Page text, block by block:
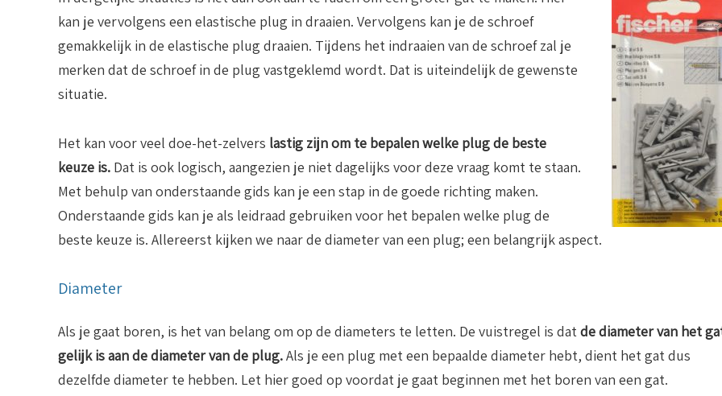
kan je vervolgens een elastische plug in draaien. Vervolgens kan je de schroef
gemakkelijk in de elastische plug draaien. Tijdens het indraaien van de schroef zal je
merken dat de schroef in de plug vastgeklemd wordt. Dat is uiteindelijk de gewenste
situatie.
Het kan voor veel doe-het-zelvers lastig zijn om te bepalen welke plug de beste
keuze is. Dat is ook logisch, aangezien je niet dagelijks voor deze vraag komt te staan.
Met behulp van onderstaande gids kan je een stap in de goede richting maken.
Onderstaande gids kan je als leidraad gebruiken voor het bepalen welke plug de
beste keuze is. Allereerst kijken we naar de diameter van een plug; een belangrijk aspect.
Diameter
Als je gaat boren, is het van belang om op de diameters te letten. De vuistregel is datde diameter van het
gelijk is aan de diameter van de plug.Als je een plug met een bepaalde diameter hebt, dient het gat dus
dezelfde diameter te hebben. Let hier goed op voordat je gaat beginnen met het boren van een gat.